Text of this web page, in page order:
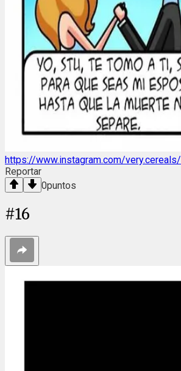
https://www.instagram.com/very.cereals/
Reportar
0puntos
#16